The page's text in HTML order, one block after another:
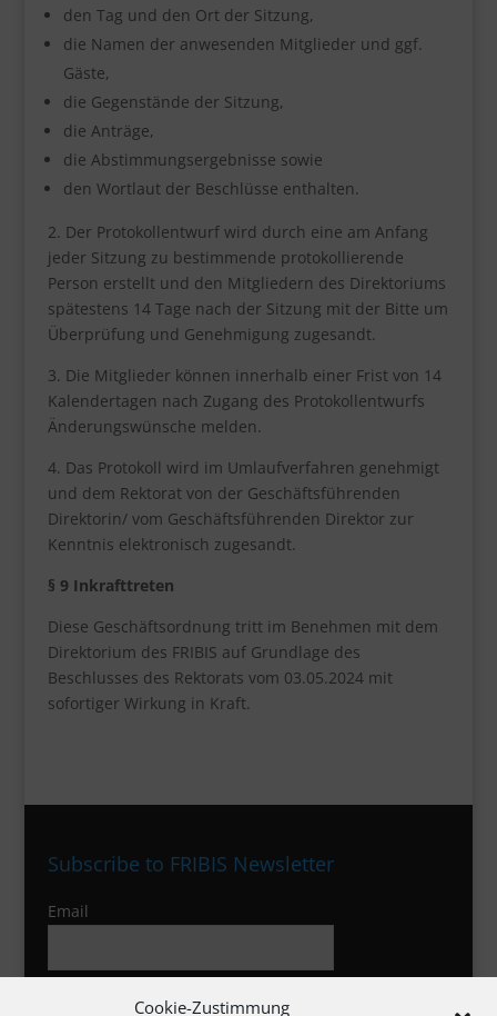
Cookie-Zustimmung
den Tag und den Ort der Sitzung,
die Namen der anwesenden Mitglieder und ggf.
Gäste,
die Gegenstände der Sitzung,
die Anträge,
die Abstimmungsergebnisse sowie
den Wortlaut der Beschlüsse enthalten.
2. Der Protokollentwurf wird durch eine am Anfang
jeder Sitzung zu bestimmende protokollierende
Person erstellt und den Mitgliedern des Direktoriums
spätestens 14 Tage nach der Sitzung mit der Bitte um
Überprüfung und Genehmigung zugesandt.
3. Die Mitglieder können innerhalb einer Frist von 14
Kalendertagen nach Zugang des Protokollentwurfs
Änderungswünsche melden.
4. Das Protokoll wird im Umlaufverfahren genehmigt
und dem Rektorat von der Geschäftsführenden
Direktorin/ vom Geschäftsführenden Direktor zur
Kenntnis elektronisch zugesandt.
§ 9 Inkrafttreten
Diese Geschäftsordnung tritt im Benehmen mit dem
Direktorium des FRIBIS auf Grundlage des
Beschlusses des Rektorats vom 03.05.2024 mit
sofortiger Wirkung in Kraft.
Subscribe to FRIBIS Newsletter
Email